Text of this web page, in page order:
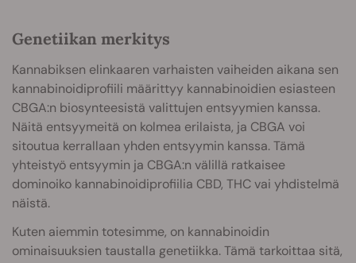
Genetiikan merkitys
Kannabiksen elinkaaren varhaisten vaiheiden aikana sen
kannabinoidiprofiili määrittyy kannabinoidien esiasteen
CBGA:n biosynteesistä valittujen entsyymien kanssa.
Näitä entsyymeitä on kolmea erilaista, ja CBGA voi
sitoutua kerrallaan yhden entsyymin kanssa. Tämä
yhteistyö entsyymin ja CBGA:n välillä ratkaisee
dominoiko kannabinoidiprofiilia CBD, THC vai yhdistelmä
näistä.
Kuten aiemmin totesimme, on kannabinoidin
ominaisuuksien taustalla genetiikka. Tämä tarkoittaa sitä,